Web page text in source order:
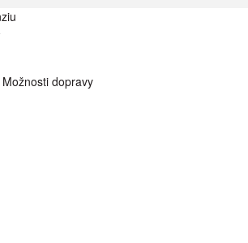
Možnosti dopravy